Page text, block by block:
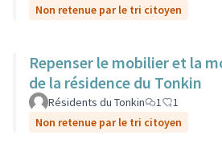
Non retenue par le tri citoyen
Repenser le mobilier et la
de la résidence du Tonkin
Résidents du Tonkin 1
1
Non retenue par le tri citoyen